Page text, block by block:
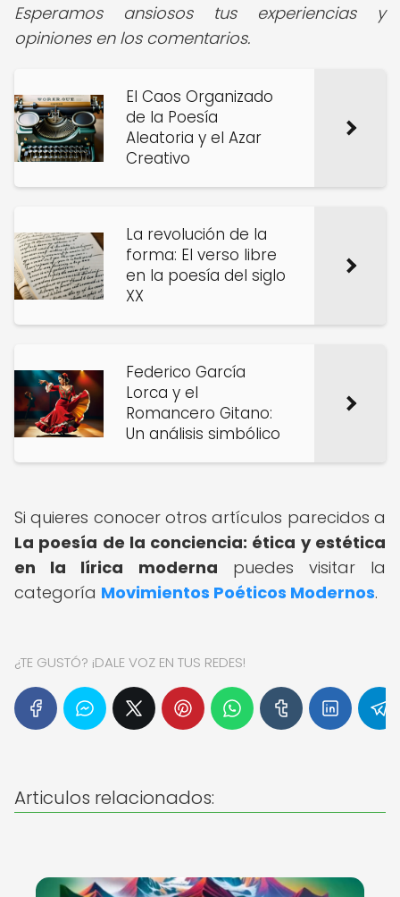
Esperamos ansiosos tus experiencias y
opiniones en los comentarios.
El Caos Organizado
de la Poesía
Aleatoria y el Azar
Creativo
La revolución de la
forma: El verso libre
en la poesía del siglo
XX
Federico García
Lorca y el
Romancero Gitano:
Un análisis simbólico
Si quieres conocer otros artículos parecidos a
La poesía de la conciencia: ética y estética
en la lírica moderna puedes visitar la
categoría Movimientos Poéticos Modernos.
¿TE GUSTÓ? ¡DALE VOZ EN TUS REDES!
Articulos relacionados: